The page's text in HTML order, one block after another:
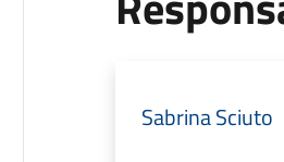
Sabrina Sciuto